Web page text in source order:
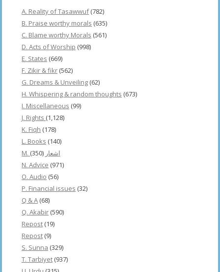
A. Reality of Tasawwuf(782)
B. Praise worthy morals (635)
C. Blame worthy Morals (561)
D. Acts of Worship (998)
E. States (669)
F. Zikir & fikr (562)
G. Dreams & Unveiling (62)
H. Whispering & random thoughts (673)
I. Miscellaneous (99)
J. Rights (1,128)
K. Fiqh (178)
L. Books (140)
M. اشعار (350)
N. Advice (971)
O. Audio (56)
P. Financial issues (32)
Q & A (68)
Q. Akabir (590)
Repost (19)
Repost (9)
S. Sunna (329)
T. Tarbiyet (937)